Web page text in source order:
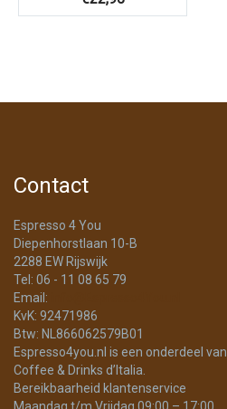
Contact
Espresso 4 You
Diepenhorstlaan 10-B
2288 EW Rijswijk
Tel: 06 - 11 08 65 79
Email:
KvK: 92471986
Btw: NL866062579B01
Espresso4you.nl is een onderdeel van
Coffee & Drinks d’Italia.
Bereikbaarheid klantenservice